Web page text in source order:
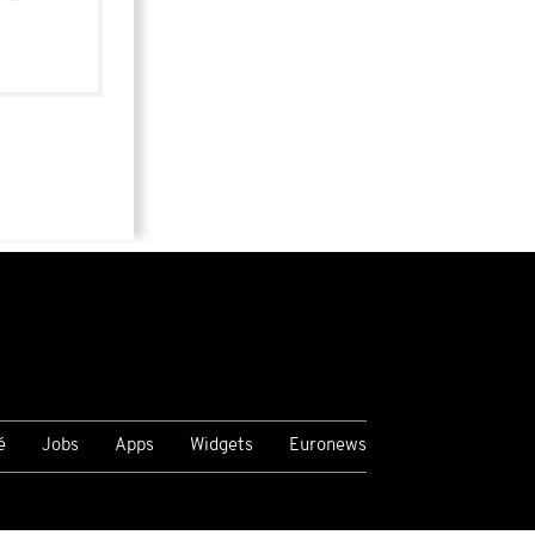
Jobs Apps Widgets Euronews